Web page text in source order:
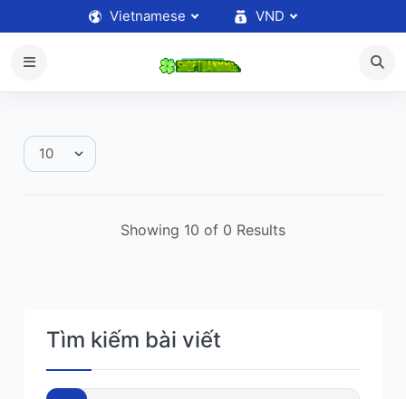
Vietnamese VND
Showing 10 of 0 Results
Tìm kiếm bài viết